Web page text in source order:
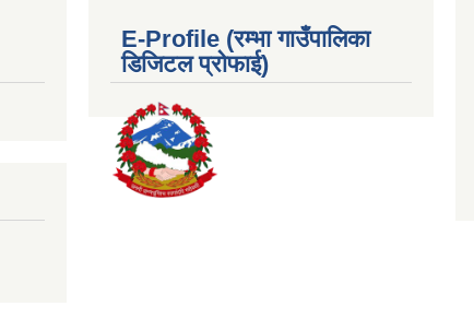
E-Profile (रम्भा गाउँपालिका
डिजिटल प्रोफाई)